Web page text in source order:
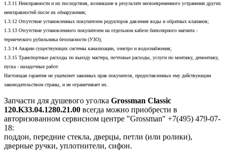
1.3.11 Неисправности и их последствия, возникшие в результате несвоевременного устранения других
неисправностей после их обнаружения;
1.3.12 Отсутствие установленных покупателем редукторов давления воды и обратных клапанов;
1.3.13 Отсутствие установленного покупателем на отдельном кабеле биполярного магнита -
термического рубильника безопасности (УЗО);
1.3.14 Аварии существующих системы канализации, электро и водоснабжения;
1.3.15 Транспортные расходы по выезду мастера, почтовые расходы, услуги по монтажу, демонтажу,
пуска - наладочные работ.
Настоящая гарантия не ущемляет законных прав покупателя, предоставленных ему действующим
законодательством страны, и не ограничивает их.
Запчасти для душевого уголка Grossman Classic
120.K33.04.1280.21.00 всегда можно приобрести в
авторизованном сервисном центре "Grossman" +7(495) 479-07-
18:
поддон, передние стекла, дверцы, петли (или ролики),
дверные ручки, уплотнители, сифон.